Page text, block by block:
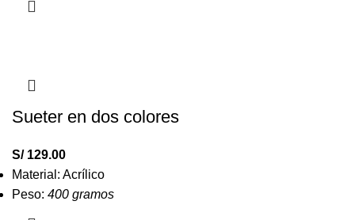
Sueter en dos colores
S/129.00
Material: Acrílico
Peso: 400 gramos